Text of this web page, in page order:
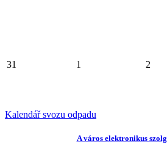
31 1 2
Kalendář svozu odpadu
A város elektronikus